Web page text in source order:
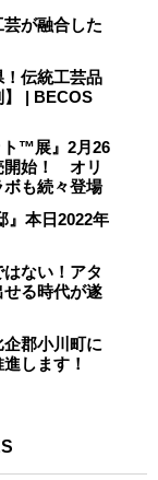
が融合した
！伝統工芸品
】 | BECOS
ト™展』2月26
開始！ オリ
も続々登場
』本日2022年
ない！アタ
る時代が遂
郡小川町に
します！